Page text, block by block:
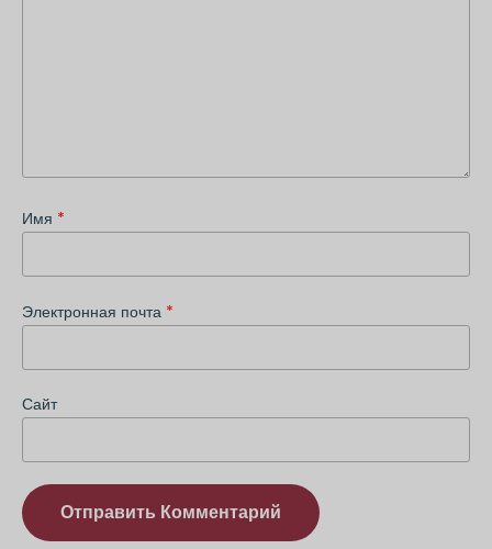
Имя *
Электронная почта *
Сайт